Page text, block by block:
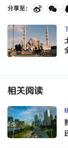
分享至：
相关阅读